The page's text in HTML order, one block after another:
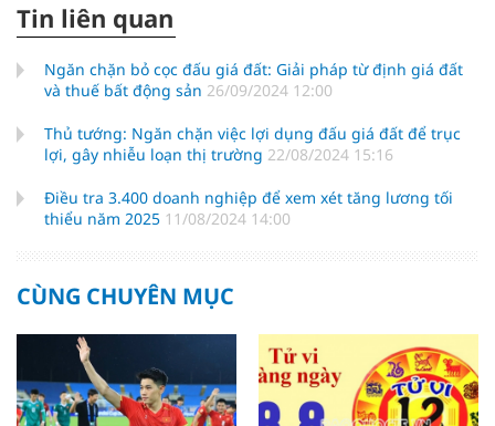
Tin liên quan
Ngăn chặn bỏ cọc đấu giá đất: Giải pháp từ định giá đất
và thuế bất động sản 26/09/2024 12:00
Thủ tướng: Ngăn chặn việc lợi dụng đấu giá đất để trục
lợi, gây nhiễu loạn thị trường 22/08/2024 15:16
Điều tra 3.400 doanh nghiệp để xem xét tăng lương tối
thiểu năm 2025 11/08/2024 14:00
CÙNG CHUYÊN MỤC